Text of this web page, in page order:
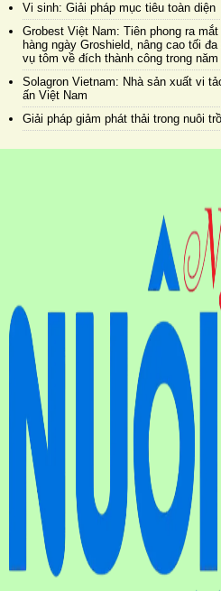
Vi sinh: Giải pháp mục tiêu toàn diện
Grobest Việt Nam: Tiên phong ra
hàng ngày Groshield, nâng cao tối
vụ tôm về đích thành công trong
Solagron Vietnam: Nhà sản xuất vi
ấn Việt Nam
Giải pháp giảm phát thải trong nuôi